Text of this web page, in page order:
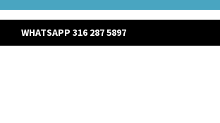
WHATSAPP 316 287 5897